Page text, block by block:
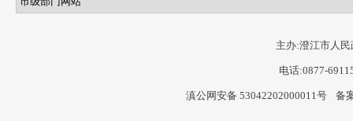
共抓发展的工
新闻发布｜聚
主办:澄江市人民
电话:0877-
滇公网安备 53042202000011号 备